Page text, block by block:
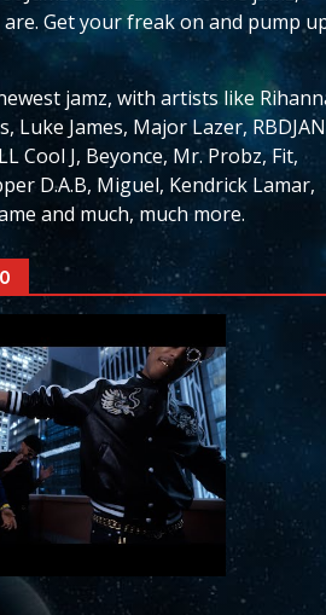
Get your freak on and pump
jamz, with artists like
Luke James, Major Lazer,
Cool J, Beyonce, Mr. Probz, Fit,
D.A.B, Miguel, Kendrick Lamar,
and much, much more.